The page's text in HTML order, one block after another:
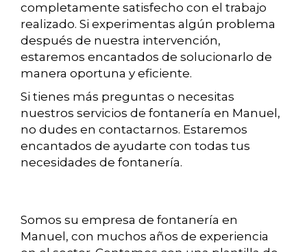
completamente satisfecho con el trabajo
realizado. Si experimentas algún problema
después de nuestra intervención,
estaremos encantados de solucionarlo de
manera oportuna y eficiente.
Si tienes más preguntas o necesitas
nuestros servicios de fontanería en Manuel,
no dudes en contactarnos. Estaremos
encantados de ayudarte con todas tus
necesidades de fontanería.
Somos su empresa de fontanería en
Manuel, con muchos años de experiencia